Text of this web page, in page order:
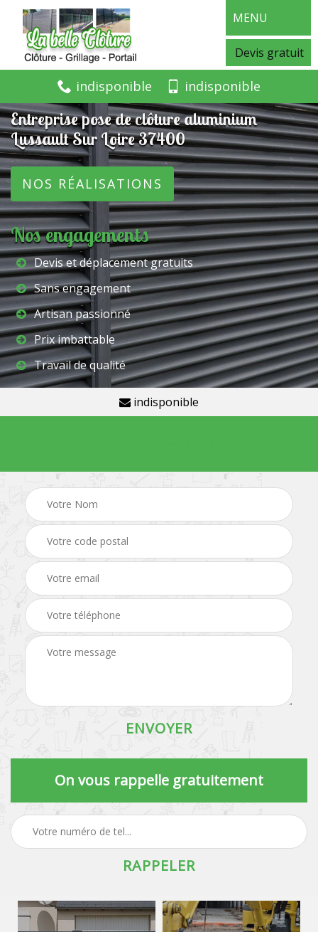
MENU
Devis gratuit
indisponible indisponible
Entreprise pose de clôture aluminium
Lussault Sur Loire 37400
NOS RÉALISATIONS
Nos engagements
Devis et déplacement gratuits
Sans engagement
Artisan passionné
Prix imbattable
Travail de qualité
indisponible
On vous rappelle gratuitement